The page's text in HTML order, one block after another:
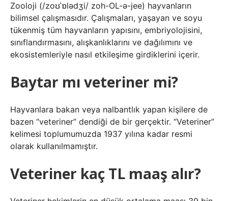
Zooloji (/zoʊˈɒlədʒi/ zoh-OL-ə-jee) hayvanların
bilimsel çalışmasıdır. Çalışmaları, yaşayan ve soyu
tükenmiş tüm hayvanların yapısını, embriyolojisini,
sınıflandırmasını, alışkanlıklarını ve dağılımını ve
ekosistemleriyle nasıl etkileşime girdiklerini içerir.
Baytar mı veteriner mi?
Hayvanlara bakan veya nalbantlık yapan kişilere de
bazen “veteriner” dendiği de bir gerçektir. “Veteriner”
kelimesi toplumumuzda 1937 yılına kadar resmi
olarak kullanılmamıştır.
Veteriner kaç TL maaş alır?